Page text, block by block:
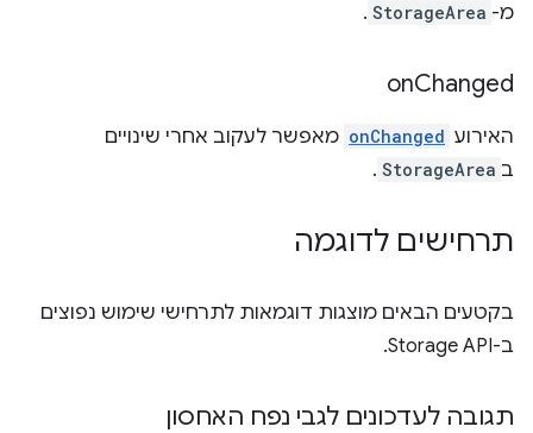
מ- StorageArea
.
onChanged
האירוע onChanged מאפשר לעקוב אחרי שינויים
ב StorageArea
.
תרחישים לדוגמה
בקטעים הבאים מוצגות דוגמאות לתרחישי שימוש נפוצים
ב-Storage API.
תגובה לעדכונים לגבי נפח האחסון